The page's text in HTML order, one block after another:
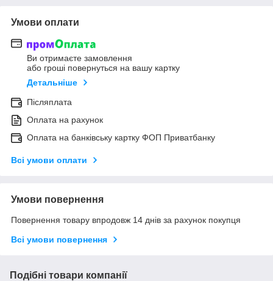
Умови оплати
Ви отримаєте замовлення
або гроші повернуться на вашу картку
Детальніше
Післяплата
Оплата на рахунок
Оплата на банківську картку ФОП Приватбанку
Всі умови оплати
Умови повернення
Повернення товару впродовж 14 днів за рахунок покупця
Всі умови повернення
Подібні товари компанії